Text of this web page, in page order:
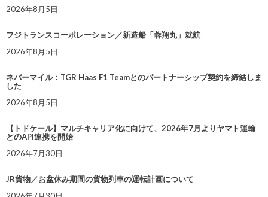
2026年8月5日
フジトランスコーポレーション／新造船「蓉翔丸」就航
2026年8月5日
ネバーマイル：TGR Haas F1 Teamとのパートナーシップ契約を締結しま
した
2026年8月5日
【トドケール】マルチキャリア化に向けて、2026年7月よりヤマト運輸
とのAPI連携を開始
2026年7月30日
JR貨物／お盆休み期間の貨物列車の運転計画について